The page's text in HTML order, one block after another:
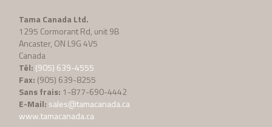
Tama Canada Ltd.
1295 Cormorant Rd, unit 9B
Ancaster, ON L9G 4V5
Canada
Tél: (905) 639-4555
Fax: (905) 639-8255
Sans frais: 1-877-690-4442
E-Mail: sales@tamacanada.ca
www.tamacanada.ca